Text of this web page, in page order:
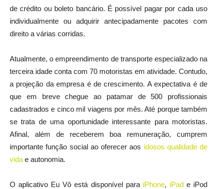
de crédito ou boleto bancário. É possível pagar por cada uso
individualmente ou adquirir antecipadamente pacotes com
direito a várias corridas.
Atualmente, o empreendimento de transporte especializado na
terceira idade conta com 70 motoristas em atividade. Contudo,
a projeção da empresa é de crescimento. A expectativa é de
que em breve chegue ao patamar de 500 profissionais
cadastrados e cinco mil viagens por mês. Até porque também
se trata de uma oportunidade interessante para motoristas.
Afinal, além de receberem boa remuneração, cumprem
importante função social ao oferecer aos idosos qualidade de
vida e autonomia.
O aplicativo Eu Vô está disponível para iPhone, iPade iPod